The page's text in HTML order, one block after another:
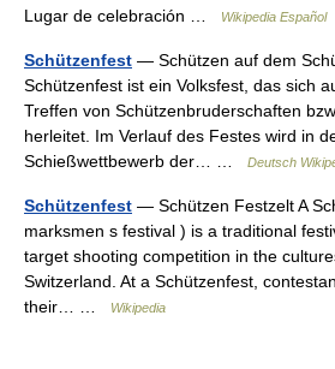
Lugar de celebración …
Wikipedia Español
Schützenfest — Schützen auf dem
Schützenfest ist ein Volksfest, das sich
Treffen von Schützenbruderschaften
herleitet. Im Verlauf des Festes wird in
Schießwettbewerb der… …
Deutsch
Schützenfest — Schützen Festzelt A
marksmen s festival ) is a traditional
target shooting competition in the
Switzerland. At a Schützenfest,
their… …
Wikipedia